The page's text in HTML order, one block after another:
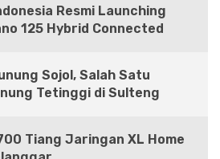
Resmi Launching
125 Hybrid Connected
Sojol, Salah Satu
Tetinggi di Sulteng
Tiang Jaringan XL Home